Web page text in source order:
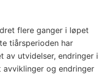
flere ganger i løpet
tiårsperioden har
av utvidelser, endringer i
avviklinger og endringer